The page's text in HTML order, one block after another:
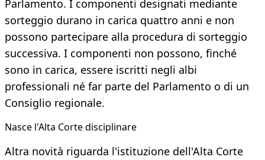
Parlamento. I componenti designati mediante
sorteggio durano in carica quattro anni e non
possono partecipare alla procedura di sorteggio
successiva. I componenti non possono, finché
sono in carica, essere iscritti negli albi
professionali né far parte del Parlamento o di un
Consiglio regionale.
Nasce l'Alta Corte disciplinare
Altra novità riguarda l'istituzione dell'Alta Corte